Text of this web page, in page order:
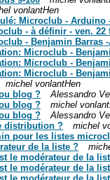
vonlantHen
Microclub - Arduino
- à définir - ven. 22
- Benjamin Barras
Microclub -
Microclub -
Microclub -
michel vonlantHen
blog ?
Alessandro
blog ?
michel
blog ?
Alessandro
distribution ?
michel
pour les listes
de la liste ?
le modérateur de la
le modérateur de la